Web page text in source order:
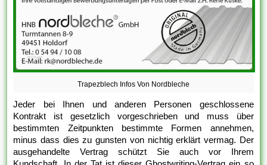
Trapezblech Infos Von Nordbleche
Jeder bei Ihnen und anderen Personen geschlossene
Kontrakt ist gesetzlich vorgeschrieben und muss über
bestimmten Zeitpunkten bestimmte Formen annehmen,
minus dass dies zu gunsten von nichtig erklärt vermag. Der
ausgehandelte Vertrag schützt Sie auch vor Ihrem